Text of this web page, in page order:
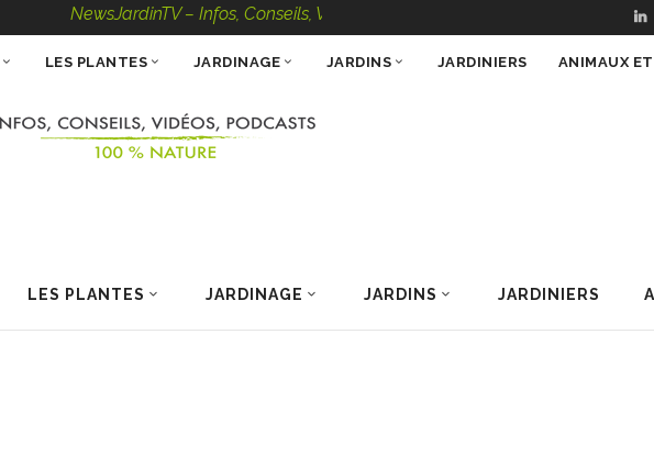
NewsJardinTV – Infos, Conseils, Vidéos, Podcasts – 100 % Nature
LES PLANTES JARDINAGE JARDINS JARDINIERS
LES PLANTES JARDINAGE JARDINS JARDINIERS ANIMAUX